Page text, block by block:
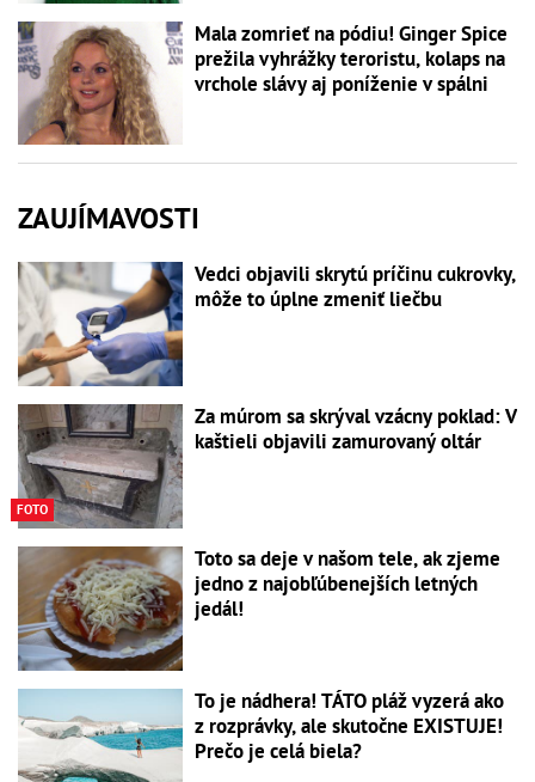
Mala zomrieť na pódiu! Ginger Spice
prežila vyhrážky teroristu, kolaps na
vrchole slávy aj poníženie v spálni
ZAUJÍMAVOSTI
Vedci objavili skrytú príčinu cukrovky,
môže to úplne zmeniť liečbu
FOTO
Za múrom sa skrýval vzácny poklad: V
kaštieli objavili zamurovaný oltár
Toto sa deje v našom tele, ak zjeme
jedno z najobľúbenejších letných
jedál!
To je nádhera! TÁTO pláž vyzerá ako
z rozprávky, ale skutočne EXISTUJE!
Prečo je celá biela?